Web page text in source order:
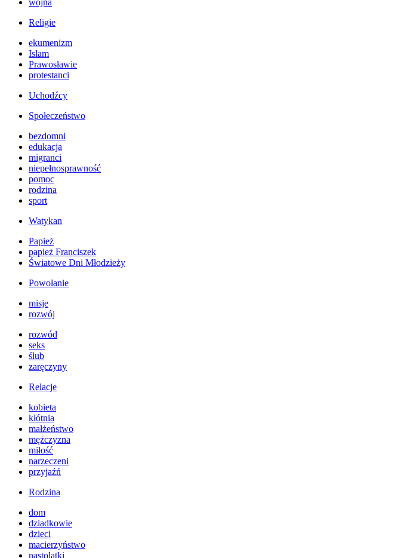
wojna
Religie
ekumenizm
Islam
Prawosławie
protestanci
Uchodźcy
Społeczeństwo
bezdomni
edukacja
migranci
niepełnosprawność
pomoc
rodzina
sport
Watykan
Papież
papież Franciszek
Światowe Dni Młodzieży
Powołanie
misje
rozwój
rozwód
seks
ślub
zaręczyny
Relacje
kobieta
kłótnia
małżeństwo
mężczyzna
miłość
narzeczeni
przyjaźń
Rodzina
dom
dziadkowie
dzieci
macierzyństwo
nastolatki